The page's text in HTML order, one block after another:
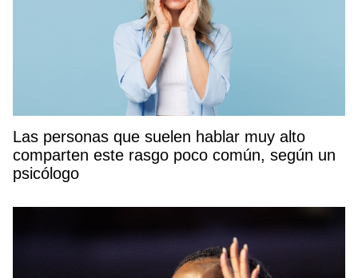
Las personas que suelen hablar muy alto
comparten este rasgo poco común, según un
psicólogo